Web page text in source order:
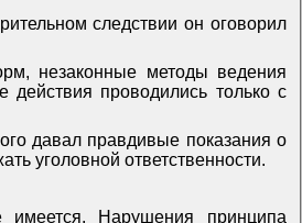
следствии он оговорил
незаконные методы ведения
проводились только с
давал правдивые показания о
уголовной ответственности.
Нарушения принципа